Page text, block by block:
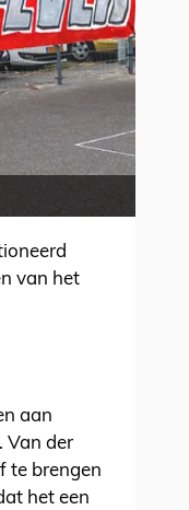
van het
aan
Van der
te brengen
het een